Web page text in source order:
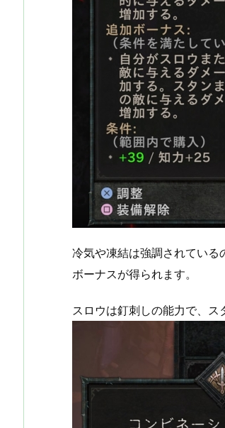
冷気や凍結は強調されている
ボーナスが得られます。
スロウは釘刺しの能力で、ス